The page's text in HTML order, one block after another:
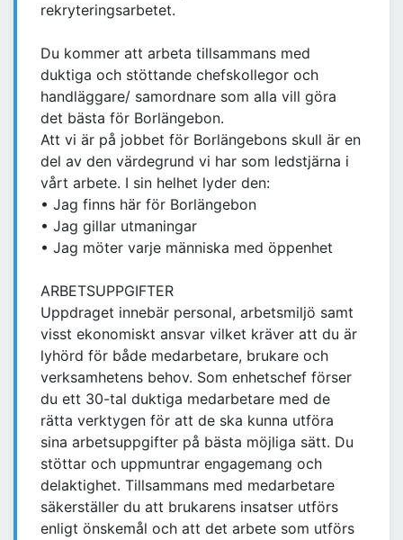
rekryteringsarbetet.
Du kommer att arbeta tillsammans med
duktiga och stöttande chefskollegor och
handläggare/ samordnare som alla vill göra
det bästa för Borlängebon.
Att vi är på jobbet för Borlängebons skull är en
del av den värdegrund vi har som ledstjärna i
vårt arbete. I sin helhet lyder den:
• Jag finns här för Borlängebon
• Jag gillar utmaningar
• Jag möter varje människa med öppenhet
ARBETSUPPGIFTER
Uppdraget innebär personal, arbetsmiljö samt
visst ekonomiskt ansvar vilket kräver att du är
lyhörd för både medarbetare, brukare och
verksamhetens behov. Som enhetschef förser
du ett 30-tal duktiga medarbetare med de
rätta verktygen för att de ska kunna utföra
sina arbetsuppgifter på bästa möjliga sätt. Du
stöttar och uppmuntrar engagemang och
delaktighet. Tillsammans med medarbetare
säkerställer du att brukarens insatser utförs
enligt önskemål och att det arbete som utförs